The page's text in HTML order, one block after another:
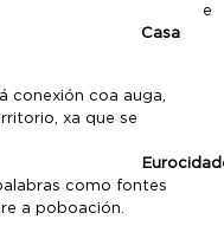
Casa
conexión coa auga,
xa que se
como fontes
a poboación.